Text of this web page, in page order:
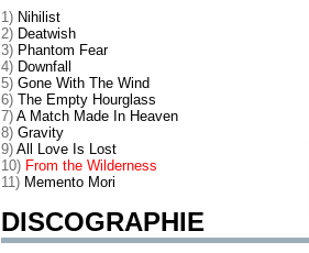
1) Nihilist
2) Deatwish
3) Phantom Fear
4) Downfall
5) Gone With The Wind
6) The Empty Hourglass
7) A Match Made In Heaven
8) Gravity
9) All Love Is Lost
10) From the Wilderness
11) Memento Mori
DISCOGRAPHIE